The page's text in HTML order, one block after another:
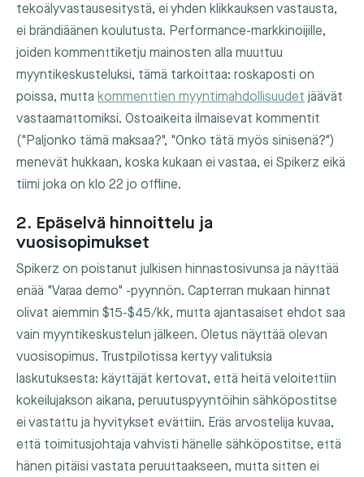
tekoälyvastausesitystä, ei yhden klikkauksen vastausta,
ei brändiäänen koulutusta. Performance-markkinoijille,
joiden kommenttiketju mainosten alla muuttuu
myyntikeskusteluksi, tämä tarkoittaa: roskaposti on
poissa, mutta kommenttien myyntimahdollisuudet jäävät
vastaamattomiksi. Ostoaikeita ilmaisevat kommentit
("Paljonko tämä maksaa?", "Onko tätä myös sinisenä?")
menevät hukkaan, koska kukaan ei vastaa, ei Spikerz eikä
tiimi joka on klo 22 jo offline.
2. Epäselvä hinnoittelu ja
vuosisopimukset
Spikerz on poistanut julkisen hinnastosivunsa ja näyttää
enää "Varaa demo" -pyynnön. Capterran mukaan hinnat
olivat aiemmin $15-$45/kk, mutta ajantasaiset ehdot saa
vain myyntikeskustelun jälkeen. Oletus näyttää olevan
vuosisopimus. Trustpilotissa kertyy valituksia
laskutuksesta: käyttäjät kertovat, että heitä veloitettiin
kokeilujakson aikana, peruutuspyyntöihin sähköpostitse
ei vastattu ja hyvitykset evättiin. Eräs arvostelija kuvaa,
että toimitusjohtaja vahvisti hänelle sähköpostitse, että
hänen pitäisi vastata peruuttaakseen, mutta sitten ei